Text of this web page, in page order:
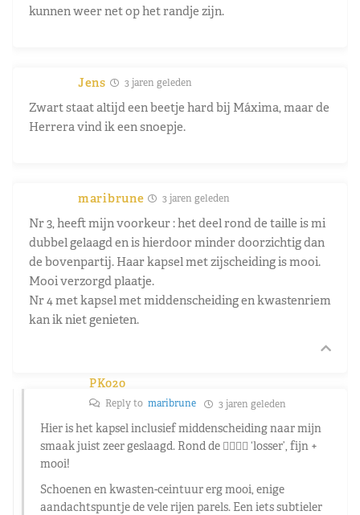
kunnen weer net op het randje zijn.
Jens 3 jaren geleden
Zwart staat altijd een beetje hard bij Máxima, maar de
Herrera vind ik een snoepje.
maribrune 3 jaren geleden
Nr 3, heeft mijn voorkeur : het deel rond de taille is mi
dubbel gelaagd en is hierdoor minder doorzichtig dan
de bovenpartij. Haar kapsel met zijscheiding is mooi.
Mooi verzorgd plaatje.
Nr 4 met kapsel met middenscheiding en kwastenriem
kan ik niet genieten.
PK020
Reply to maribrune 3 jaren geleden
Hier is het kapsel inclusief middenscheiding naar mijn
smaak juist zeer geslaagd. Rond de 👂🏻👂🏻 ‘losser’, fijn +
mooi!
Schoenen en kwasten-ceintuur erg mooi, enige
aandachtspuntje de vele rijen parels. Een iets subtieler